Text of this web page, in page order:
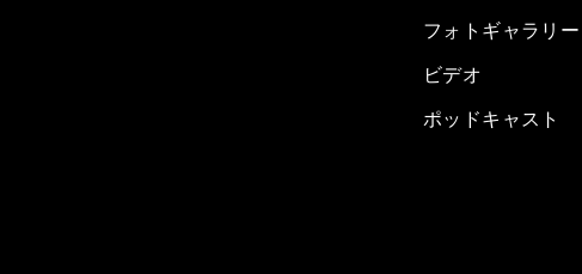
フォトギャラリー
ビデオ
ポッドキャスト